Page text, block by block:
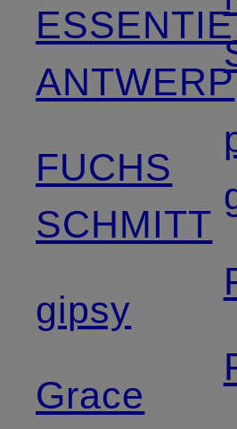
ANTWERP
FUCHS
SCHMITT
gipsy
Grace